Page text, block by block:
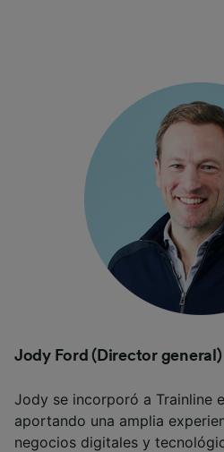
Jody Ford (Director general)
Jody se incorporó a Trainline
aportando una amplia
negocios digitales y